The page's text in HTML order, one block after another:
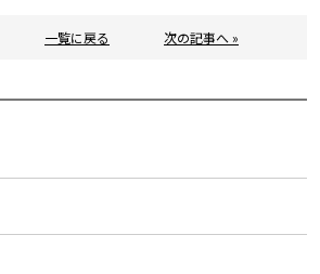
一覧に戻る 次の記事へ »